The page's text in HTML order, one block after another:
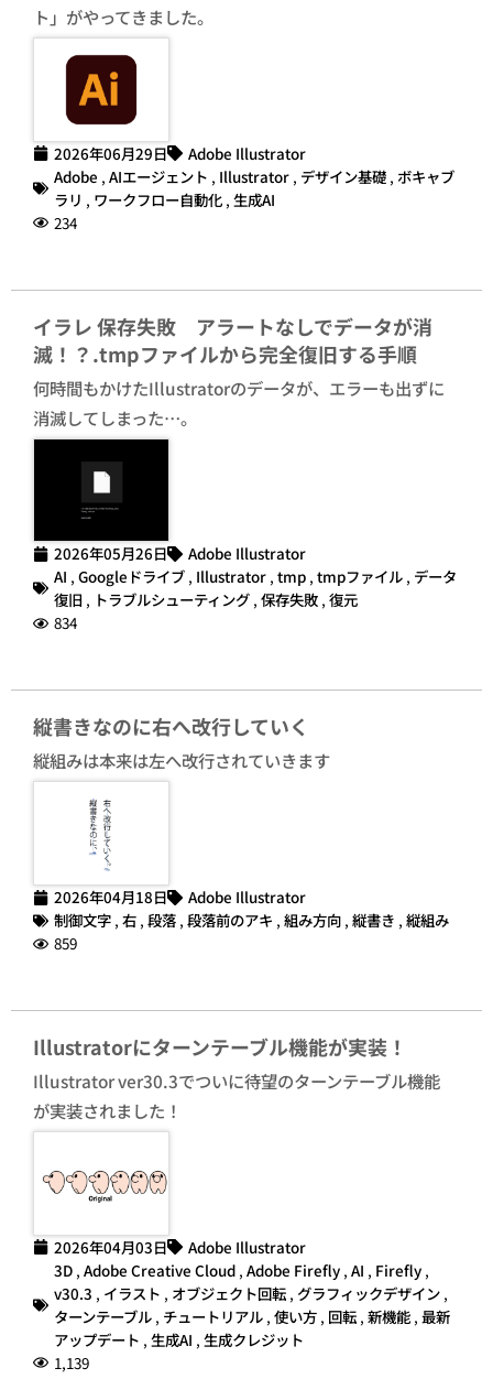
ト」がやってきました。
2026年06月29日
Adobe Illustrator
Adobe , AIエージェント , Illustrator , デザイン基礎 , ボキャブ
ラリ , ワークフロー自動化 , 生成AI
234
イラレ 保存失敗 アラートなしでデータが消
滅！？.tmpファイルから完全復旧する手順
何時間もかけたIllustratorのデータが、エラーも出ずに
消滅してしまった…。
2026年05月26日
Adobe Illustrator
AI , Googleドライブ , Illustrator , tmp , tmpファイル , データ
復旧 , トラブルシューティング , 保存失敗 , 復元
834
縦書きなのに右へ改行していく
縦組みは本来は左へ改行されていきます
2026年04月18日
Adobe Illustrator
制御文字 , 右 , 段落 , 段落前のアキ , 組み方向 , 縦書き , 縦組み
859
Illustratorにターンテーブル機能が実装！
Illustrator ver30.3でついに待望のターンテーブル機能
が実装されました！
2026年04月03日
Adobe Illustrator
3D , Adobe Creative Cloud , Adobe Firefly , AI , Firefly ,
v30.3 , イラスト , オブジェクト回転 , グラフィックデザイン ,
ターンテーブル , チュートリアル , 使い方 , 回転 , 新機能 , 最新
アップデート , 生成AI , 生成クレジット
1,139